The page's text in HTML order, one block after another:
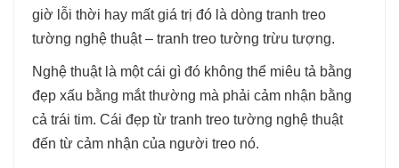
giờ lỗi thời hay mất giá trị đó là dòng tranh treo
tường nghệ thuật – tranh treo tường trừu tượng.
Nghệ thuật là một cái gì đó không thể miêu tả bằng
đẹp xấu bằng mắt thường mà phải cảm nhận bằng
cả trái tim. Cái đẹp từ tranh treo tường nghệ thuật
đến từ cảm nhận của người treo nó.